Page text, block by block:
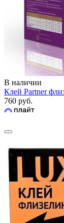
В наличии
Клей Partner
760 руб.